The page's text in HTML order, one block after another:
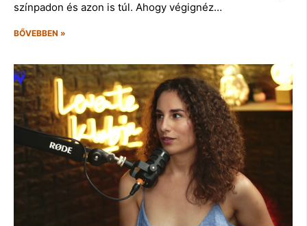
színpadon és azon is túl. Ahogy végignéz…
BŐVEBBEN »